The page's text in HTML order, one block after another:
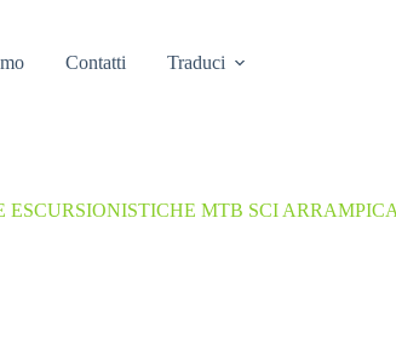
Contatti Traduci
ESCURSIONISTICHE MTB SCI